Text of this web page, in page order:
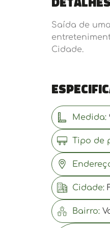
Saída de
Cidade.
Medida:
Tipo de
Cidade:
Bairro: